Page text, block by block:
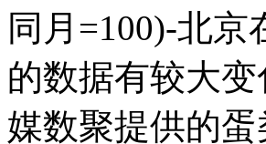
同月=100)-北京
的数据有较大
媒数聚提供的